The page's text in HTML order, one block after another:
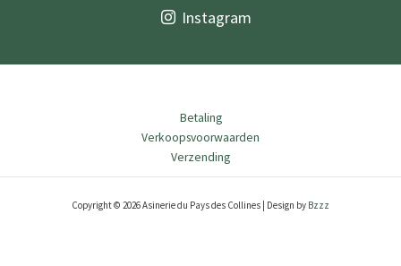
Instagram
Betaling
Verkoopsvoorwaarden
Verzending
Copyright © 2026 Asinerie du Pays des Collines | Design by Bzzz